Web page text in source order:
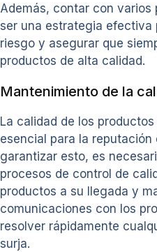
Además, contar con varios
ser una estrategia efectiva
riesgo y asegurar que
productos de alta calidad.
Mantenimiento de la
La calidad de los
esencial para la reputación
garantizar esto, es
procesos de control de
productos a su llegada y
comunicaciones con los
resolver rápidamente
surja.